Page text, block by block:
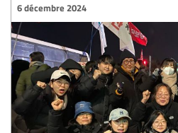
6 décembre 2024